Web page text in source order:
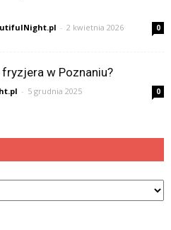
- 2 kwietnia 2026 0
w Poznaniu?
- 5 grudnia 2025 0